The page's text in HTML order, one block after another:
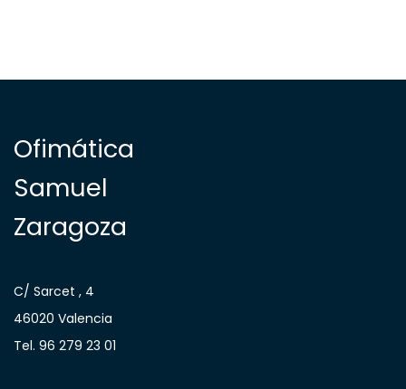
Ofimática
Samuel
Zaragoza
C/ Sarcet , 4
46020 Valencia
Tel. 96 279 23 01